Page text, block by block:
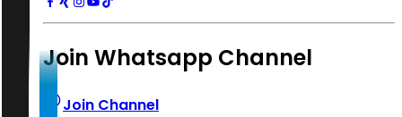
Join Whatsapp Channel
Join Channel